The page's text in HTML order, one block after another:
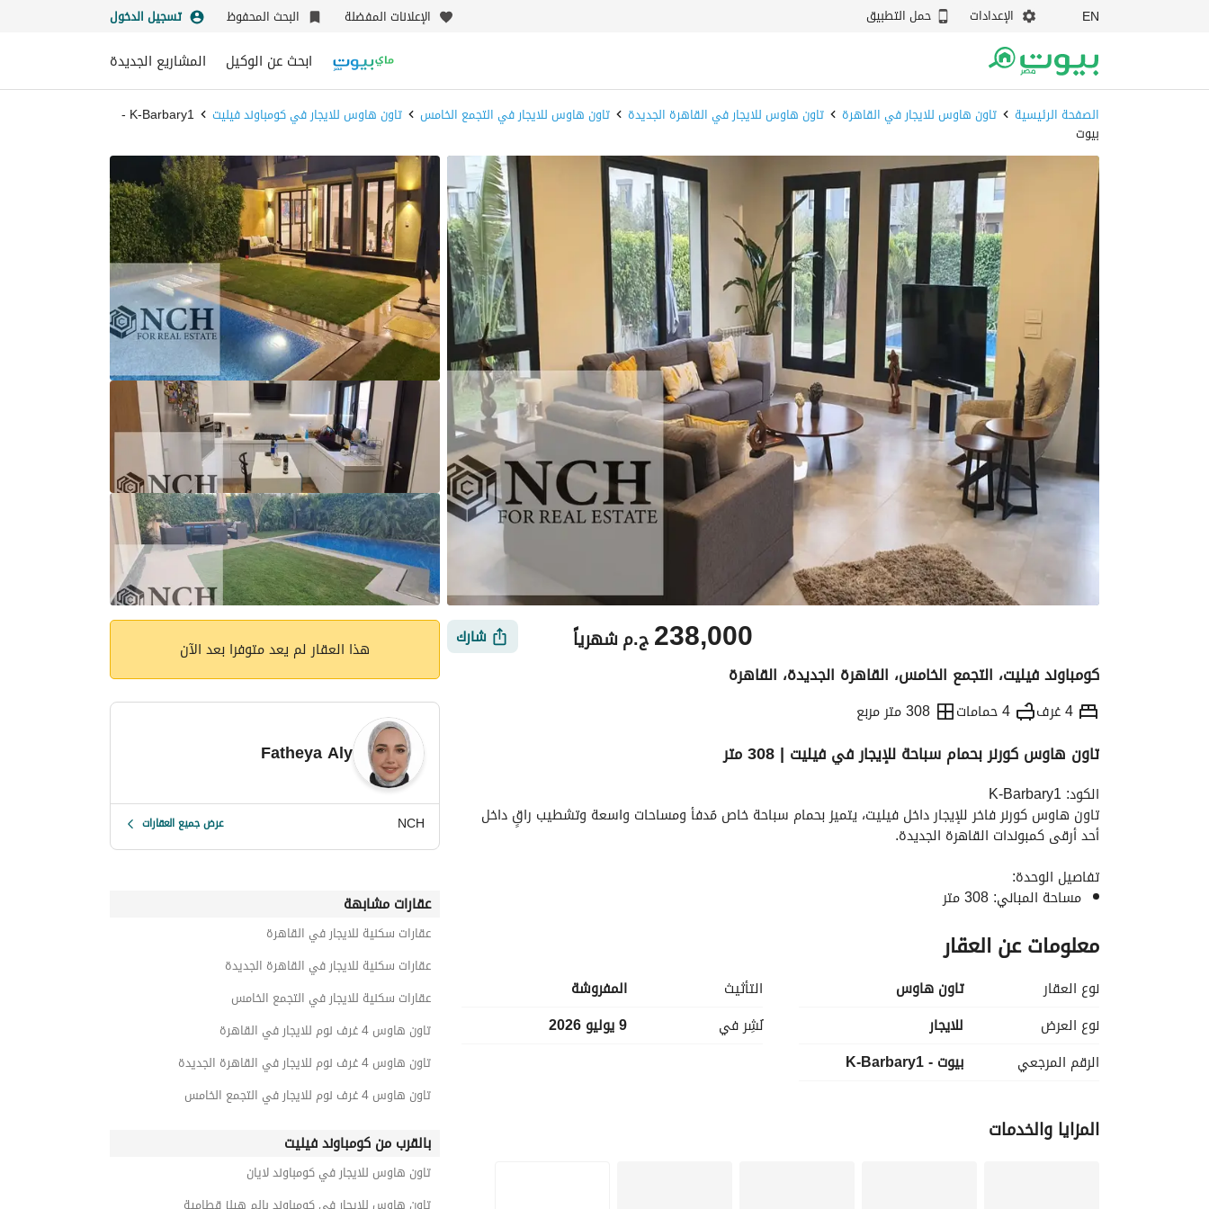
EN الإعدادات حمل التطبيق الإعلانات المفضلة البحث المحفوظ تسجيل الدخول
ابحث عن الوكيل المشاريع الجديدة
الصفحة الرئيسية تاون هاوس للايجار في القاهرة تاون هاوس للايجار في القاهرة الجديدة تاون هاوس للايجار في التجمع الخامس تاون هاوس للايجار في كومباوند فيليت K-Barbary1 -
بيوت
ج.م238,000 شهرياً شارك
كومباوند فيليت، التجمع الخامس، القاهرة الجديدة، القاهرة
4 غرف 4 حمامات 308 متر مربع
الاتجاهات والمؤشرات الموقع والأماكن القريبة
تاون هاوس كورنر بحمام سباحة للإيجار في فيليت | 308 متر
الكود: K-Barbary1
أحد أرقى كمبوندات القاهرة الجديدة.
تفاصيل الوحدة:
مساحة المباني: 308 متر
4 غرف نوم
4 حمامات
غرفة مكتب
غرفة تخزين
ريسبشن
غرفة سفرة
غرفة معيشة
المميزات:
معلومات عن العقار
نوع العقار
تاون هاوس
نوع العرض
للايجار
الرقم المرجعي
بيوت - K-Barbary1
التأثيث
المفروشة
نُشِر في
9 يوليو 2026
المزايا والخدمات
هذا العقار لم يعد متوفرا بعد الآن
Fatheya Aly
NCH عرض جميع العقارات
عقارات مشابهة
عقارات سكنية للايجار في القاهرة
عقارات سكنية للايجار في القاهرة الجديدة
عقارات سكنية للايجار في التجمع الخامس
تاون هاوس 4 غرف نوم للايجار في القاهرة
تاون هاوس 4 غرف نوم للايجار في القاهرة الجديدة
تاون هاوس 4 غرف نوم للايجار في التجمع الخامس
بالقرب من كومباوند فيليت
تاون هاوس للايجار في كومباوند لايان